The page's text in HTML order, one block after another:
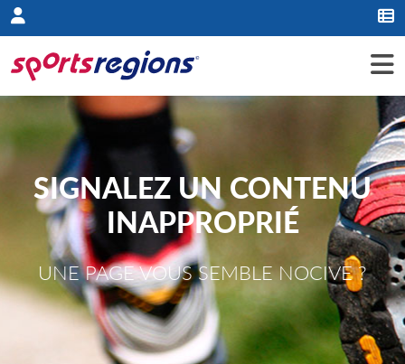
Panneau de gestion des cookies
SIGNALEZ UN CONTENU
INAPPROPRIÉ
UNE PAGE VOUS SEMBLE NOCIVE ?